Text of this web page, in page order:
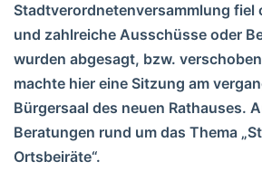
Stadtverordnetenversammlung fiel
und zahlreiche Ausschüsse oder
wurden abgesagt, bzw.
machte hier eine Sitzung am
Bürgersaal des neuen Rathauses.
Beratungen rund um das Thema
Ortsbeiräte“.